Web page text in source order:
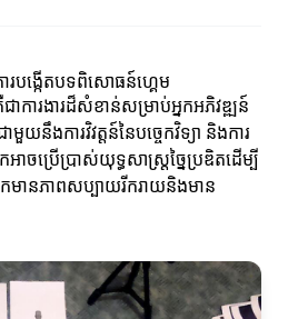
របង្កើតបទពិសោធន៍ហ្គេម
ាការងារដ៏សំខាន់សម្រាប់អ្នកអភិវឌ្ឍន៍
មួយនឹងការវិវត្តន៍នៃបច្ចេកវិទ្យា និងការ
ាចប្រើប្រាស់យុទ្ធសាស្ត្រច្នៃប្រឌិតដើម្បី
កមានភាពសប្បាយរីករាយនិងមាន